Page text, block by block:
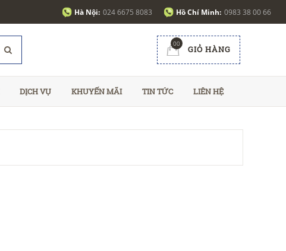
Hà Nội: 024 6675 8083 Hồ Chí Minh: 0983 38 00 66
00
GIỎ HÀNG
DỊCH VỤ KHUYẾN MÃI TIN TỨC LIÊN HỆ